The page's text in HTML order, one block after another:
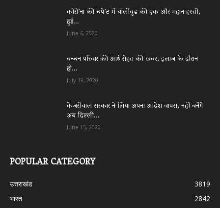
कोरो’ना की चपे’ट में बॉलीवुड की एक और महान हस्ती,
हुई...
June 6, 2020
बच्चन परिवार की आई सेहत की खबर, इलाज के दौरान
हो...
July 19, 2020
केजरीवाल सरकार ने लिया अपना आदेश वापस, नहीं बनेंगे
अब दिल्ली...
June 15, 2020
POPULAR CATEGORY
उत्तराखंड
3819
भारत
2842